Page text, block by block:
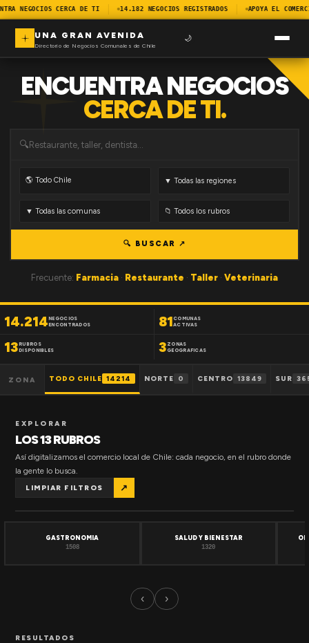
NEGOCIOS CERCA DE TI 14.182 NEGOCIOS REGISTRADOS APOYA EL
UNA GRAN AVENIDA
Directorio de Negocios Comunales de Chile
🌙
ENCUENTRA NEGOCIOS
CERCA DE TI.
🔍
🔍 BUSCAR ↗
Frecuente: Farmacia · Restaurante · Taller · Veterinaria
14.214NEGOCIOS
ENCONTRADOS
81 COMUNAS
ACTIVAS
13RUBROS
DISPONIBLES
3 ZONAS
GEOGRAFICAS
ZONA TODO CHILE 14214 NORTE 0 CENTRO 13849 SUR
EXPLORAR
LOS 13 RUBROS
Así digitalizamos el comercio local de Chile: cada negocio, en el rubro donde
la gente lo busca.
LIMPIAR FILTROS ↗
GASTRONOMIA
1508
SALUD Y BIENESTAR
1320
‹ ›
RESULTADOS